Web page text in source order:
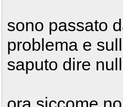
sono passato
problema e
saputo dire